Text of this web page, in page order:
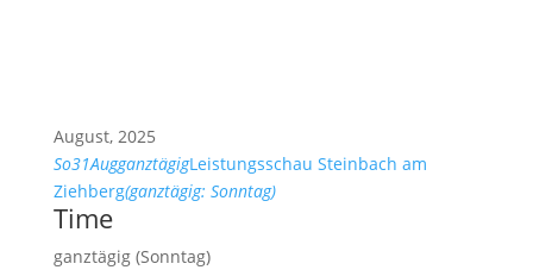
August, 2025
So31AugganztägigLeistungsschau Steinbach am
Ziehberg(ganztägig: Sonntag)
Time
ganztägig (Sonntag)